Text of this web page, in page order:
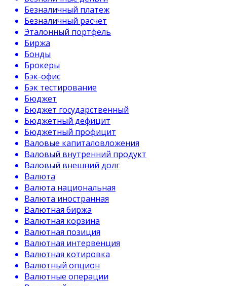
Безналичный платеж
Безналичный расчет
Эталонный портфель
Биржа
Бонды
Брокеры
Бэк-офис
Бэк тестирование
Бюджет
Бюджет государственный
Бюджетный дефицит
Бюджетный профицит
Валовые капиталовложения
Валовый внутренний продукт
Валовый внешний долг
Валюта
Валюта национальная
Валюта иностранная
Валютная биржа
Валютная корзина
Валютная позиция
Валютная интервенция
Валютная котировка
Валютный опцион
Валютные операции